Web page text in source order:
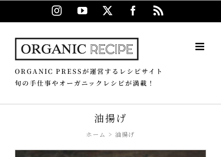
Instagram
YouTube Facebook
ORGANIC PRESSが運営するレシピサイト
旬の手仕事やオーガニックレシピが満載！
油揚げ
ホーム 油揚げ